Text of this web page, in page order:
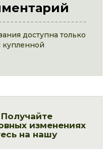
доступна только
купленной
изменениях
на нашу